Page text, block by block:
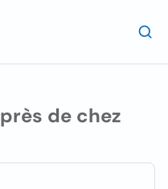
près de chez